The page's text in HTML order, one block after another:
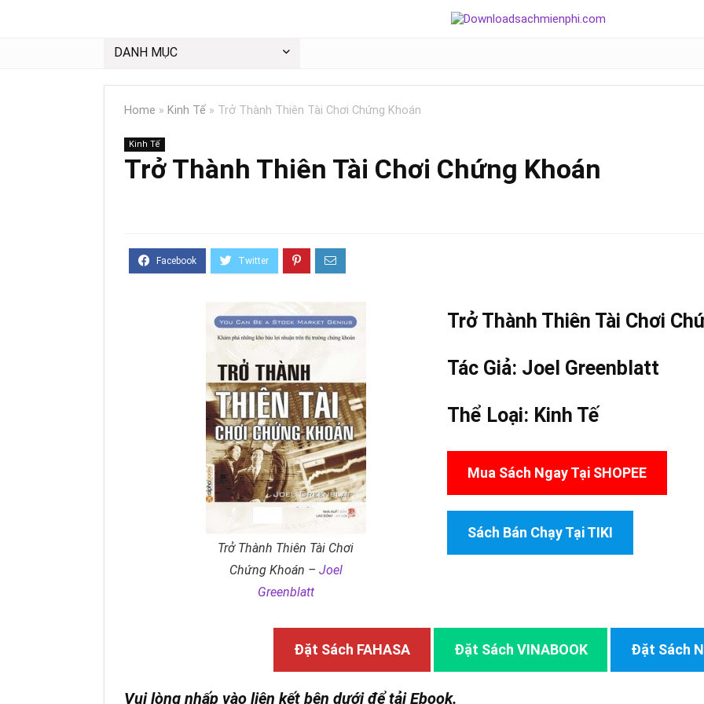
DANH MỤC
Home » Kinh Tế » Trở Thành Thiên Tài Chơi Chứng Khoán
Kinh Tế
Trở Thành Thiên Tài Chơi Chứng Khoán
Trở Thành Thiên Tài Chơi
Chứng Khoán – Joel
Greenblatt
Trở Thành Thiên Tài Chơi
Tác Giả: Joel Greenblatt
Thể Loại: Kinh Tế
Mua Sách Ngay Tại SHOPEE
Sách Bán Chạy Tại TIKI
Đặt Sách FAHASA Đặt Sách VINABOOK Đặt Sách
Vui lòng nhấp vào liên kết bên dưới để tải Ebook.